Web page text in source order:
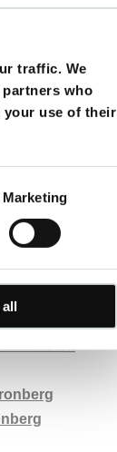
traffic. We
who
your use of their
MarketingTennstedt